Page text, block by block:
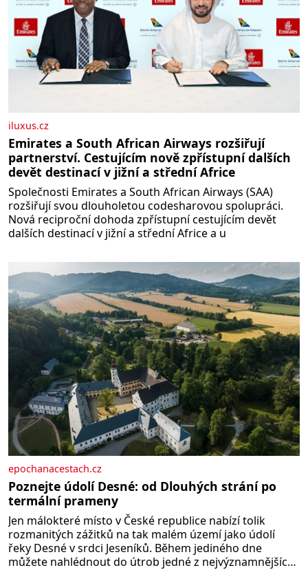
iluxus.cz
Emirates a South African Airways rozšiřují
partnerství. Cestujícím nově zpřístupní dalších
devět destinací v jižní a střední Africe
Společnosti Emirates a South African Airways (SAA)
rozšiřují svou dlouholetou codesharovou spolupráci.
Nová reciproční dohoda zpřístupní cestujícím devět
dalších destinací v jižní a střední Africe a u
epochanacestach.cz
Poznejte údolí Desné: od Dlouhých strání po
termální prameny
Jen málokteré místo v České republice nabízí tolik
rozmanitých zážitků na tak malém území jako údolí
řeky Desné v srdci Jeseníků. Během jediného dne
můžete nahlédnout do útrob jedné z nejvýznamnějších